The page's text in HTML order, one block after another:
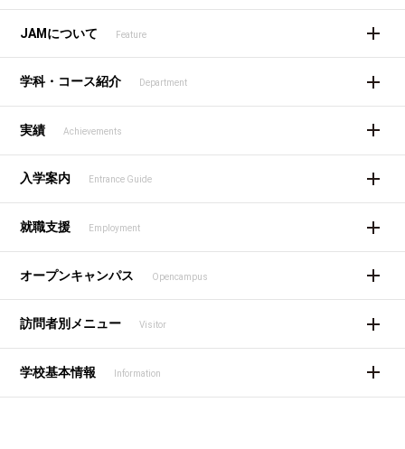
JAMについて Feature
学科・コース紹介 Department
実績 Achievements
入学案内 Entrance Guide
就職支援 Employment
オープンキャンパス Opencampus
訪問者別メニュー Visitor
学校基本情報 Information